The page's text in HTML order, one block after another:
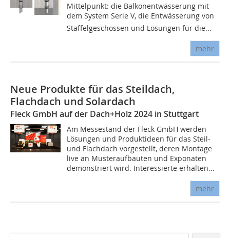
Mittelpunkt: die Balkonentwässerung mit
dem System Serie V, die Entwässerung von
Staffelgeschossen und Lösungen für die...
mehr
Neue Produkte für das Steildach,
Flachdach und Solardach
Fleck GmbH auf der Dach+Holz 2024 in Stuttgart
Am Messestand der Fleck GmbH werden
Lösungen und Produktideen für das Steil-
und Flachdach vorgestellt, deren Montage
live an Musteraufbauten und Exponaten
demonstriert wird. Interessierte erhalten...
mehr